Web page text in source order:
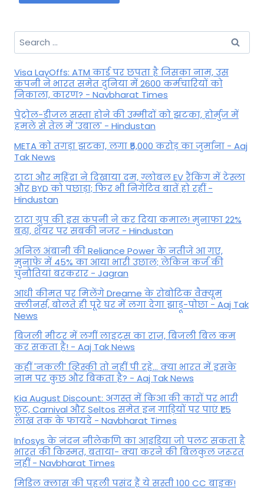
Search
for:
Visa LayOffs: ATM कार्ड पर छपता है जिसका नाम, उस
कंपनी ने भारत समेत दुनिया में 2600 कर्मचारियों को
निकाला, कारण? - Navbharat Times
पेट्रोल-डीजल सस्ता होने की उम्मीदों को झटका, होर्मुज में
हमले से तेल में 'उबाल' - Hindustan
META को तगड़ा झटका, लगा ₹5,000 करोड़ का जुर्माना - Aaj
Tak News
टाटा और महिंद्रा ने दिखाया दम, ग्लोबल EV रैंकिंग में टेस्ला
और BYD को पछाड़ा; फिर भी निगेटिव बातें हो रहीं -
Hindustan
टाटा ग्रुप की इस कंपनी ने कर दिया कमाल! मुनाफा 22%
बढ़ा, शेयर पर सबकी नजर - Hindustan
अनिल अंबानी की Reliance Power के नतीजे आ गए,
मुनाफे में 45% का आया भारी उछाल; लेकिन कर्ज की
चुनौतियां बरकरार - Jagran
आधी कीमत पर मिलेंगे Dreame के रोबोटिक वैक्यूम
क्लीनर्स, बोलते ही पूरे घर में लगा देगा झाड़ू-पोछा - Aaj Tak
News
बिजली मीटर में लगीं लाइट्स का राज़, बिजली बिल कम
कर सकता है! - Aaj Tak News
कहीं 'नकली' व्हिस्की तो नहीं पी रहे... क्या भारत में इसके
नाम पर कुछ और बिकता है? - Aaj Tak News
Kia August Discount: अगस्त में किआ की कारों पर भारी
छूट, Carnival और Seltos समेत इन गाड़ियों पर पाएं ₹1.5
लाख तक के फायदे - Navbharat Times
Infosys के नंदन नीलेकणि का आइडिया जो पलट सकता है
भारत की किस्मत, बताया- क्या करने की बिलकुल जरूरत
नहीं - Navbharat Times
मिडिल क्लास की पहली पसंद हैं ये सस्ती 100 CC बाइक!